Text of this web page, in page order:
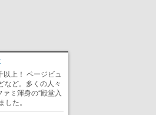
上！ ページビュ
など。多くの人々
ミ渾身の“殿堂入
した。